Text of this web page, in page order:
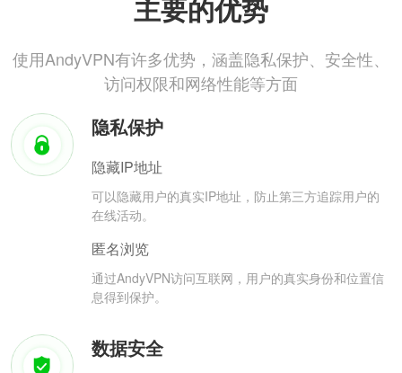
主要的优势
使用AndyVPN有许多优势，涵盖隐私保护、安全性、
访问权限和网络性能等方面
隐私保护
隐藏IP地址
可以隐藏用户的真实IP地址，防止第三方追踪用户的
在线活动。
匿名浏览
通过AndyVPN访问互联网，用户的真实身份和位置信
息得到保护。
数据安全